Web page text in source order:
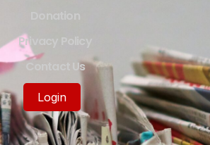
Privacy Policy
Contact Us
Login